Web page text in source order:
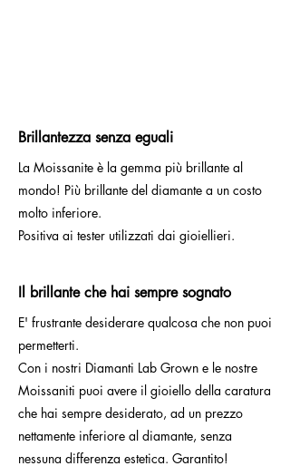
Brillantezza senza eguali
La Moissanite è la gemma più brillante al
mondo! Più brillante del diamante a un costo
molto inferiore.
Positiva ai tester utilizzati dai gioiellieri.
Il brillante che hai sempre sognato
E' frustrante desiderare qualcosa che non puoi
permetterti.
Con i nostri Diamanti Lab Grown e le nostre
Moissaniti puoi avere il gioiello della caratura
che hai sempre desiderato, ad un prezzo
nettamente inferiore al diamante, senza
nessuna differenza estetica. Garantito!